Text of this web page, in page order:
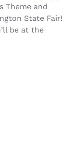
Theme and
State Fair!
be at the